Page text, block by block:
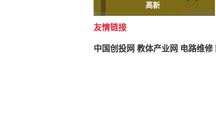
高新
友情链接
中国创投网 教体产业网 电路维修